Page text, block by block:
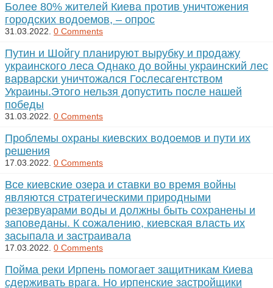
Более 80% жителей Киева против уничтожения
городских водоемов, – опрос
31.03.2022. 0 Comments
Путин и Шойгу планируют вырубку и продажу
украинского леса Однако до войны украинский лес
варварски уничтожался Гослесагентством
Украины.Этого нельзя допустить после нашей
победы
31.03.2022. 0 Comments
Проблемы охраны киевских водоемов и пути их
решения
17.03.2022. 0 Comments
Все киевские озера и ставки во время войны
являются стратегическими природными
резервуарами воды и должны быть сохранены и
заповеданы. К сожалению, киевская власть их
засыпала и застраивала
17.03.2022. 0 Comments
Пойма реки Ирпень помогает защитникам Киева
сдерживать врага. Но ирпенские застройщики